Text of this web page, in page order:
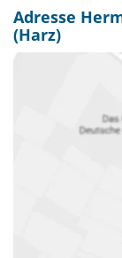
Adresse
(Harz)